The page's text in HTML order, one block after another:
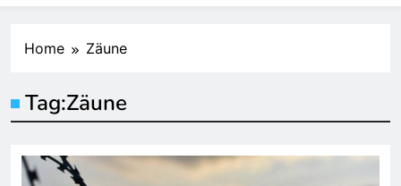
Home Zäune
Tag:Zäune